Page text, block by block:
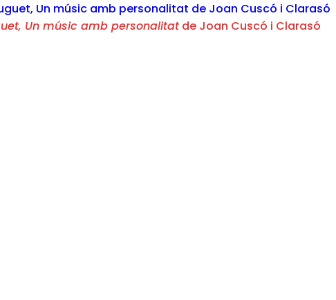
Un músic amb personalitat de Joan Cuscó i Clarasó